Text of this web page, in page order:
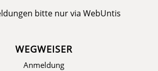
bitte nur viaWebUntis
WEGWEISER
Anmeldung